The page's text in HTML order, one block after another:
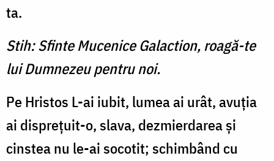
ta.
Stih: Sfinte Mucenice Galaction, roagă-te
lui Dumnezeu pentru noi.
Pe Hristos L-ai iubit, lumea ai urât, avuţia
ai dispreţuit-o, slava, dezmierdarea şi
cinstea nu le-ai socotit; schimbând cu